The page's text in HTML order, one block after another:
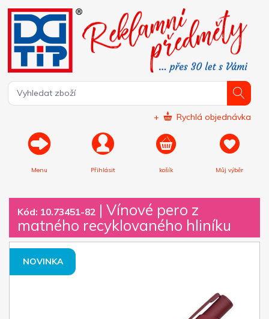
+ Rychlá objednávka
Menu Přihlásit košík Můj výběr
Kód: 10.73451-82 | Vínové pero z
matného recyklovaného hliníku
NOVINKA